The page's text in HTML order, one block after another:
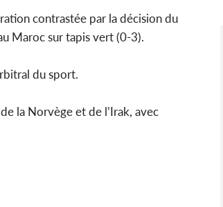
contrastée par la décision du
Maroc sur tapis vert (0-3).
du sport.
la Norvège et de l’Irak, avec